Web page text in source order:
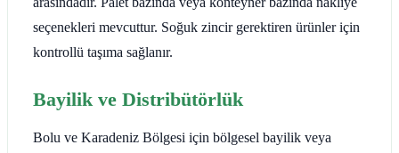
seçenekleri mevcuttur. Soğuk zincir gerektiren ürünler için
kontrollü taşıma sağlanır.
Bayilik ve Distribütörlük
Bolu ve Karadeniz Bölgesi için bölgesel bayilik veya